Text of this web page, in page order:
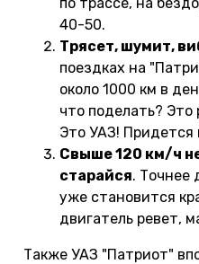
40-50.
Трясет, шумит,
поездках на
около 1000 км в
что поделать? Это
Это УАЗ! Придется
Свыше 120 км/ч
старайся. Точнее
уже становится
двигатель ревет,
Также УАЗ "Патриот"